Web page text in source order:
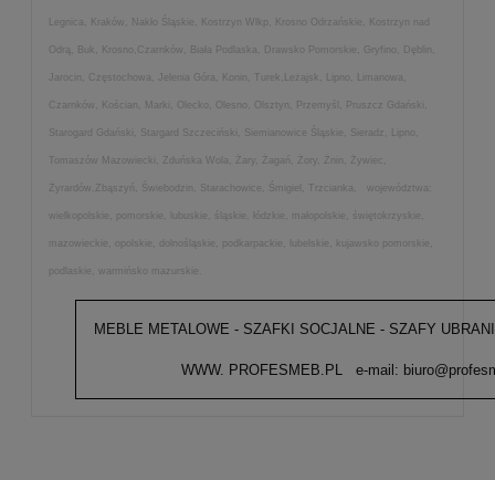
Legnica, Kraków, Nakło Śląskie, Kostrzyn Wlkp, Krosno Odrzańskie, Kostrzyn nad
Odrą, Buk, Krosno,Czarnków, Biała Podlaska, Drawsko Pomorskie, Gryfino, Dęblin,
Jarocin, Częstochowa, Jelenia Góra, Konin, Turek,Leżajsk, Lipno, Limanowa,
Czarnków, Kościan, Marki, Olecko, Olesno, Olsztyn, Przemyśl, Pruszcz Gdański,
Starogard Gdański, Stargard Szczeciński, Siemianowice Śląskie, Sieradz, Lipno,
Tomaszów Mazowiecki, Zduńska Wola, Żary, Żagań, Żory, Żnin, Żywiec,
Żyrardów,Zbąszyń, Świebodzin, Starachowice, Śmigiel, Trzcianka, województwa:
wielkopolskie, pomorskie, lubuskie, śląskie, łódzkie, małopolskie, świętokrzyskie,
mazowieckie, opolskie, dolnośląskie, podkarpackie, lubelskie, kujawsko pomorskie,
podlaskie, warmińsko mazurskie.
MEBLE METALOWE - SZAFKI SOCJALNE - SZAFY
WWW. PROFESMEB.PL e-mail: